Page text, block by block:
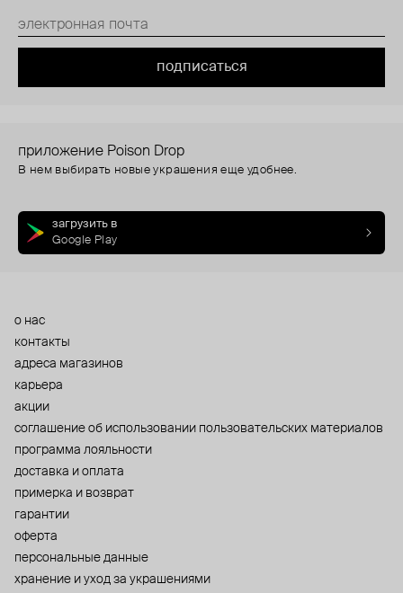
подписаться
приложение Poison Drop
В нем выбирать новые украшения еще удобнее.
загрузить в
Google Play
о нас
контакты
адреса магазинов
карьера
акции
cоглашение об использовании пользовательских материалов
программа лояльности
доставка и оплата
примерка и возврат
гарантии
оферта
персональные данные
хранение и уход за украшениями